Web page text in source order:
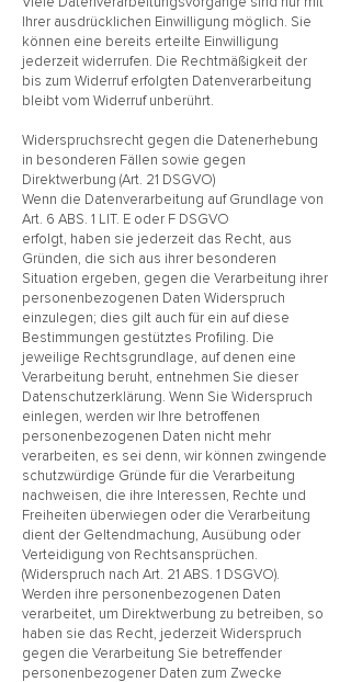
Ihrer ausdrücklichen Einwilligung möglich. Sie
können eine bereits erteilte Einwilligung
jederzeit widerrufen. Die Rechtmäßigkeit der
bis zum Widerruf erfolgten Datenverarbeitung
bleibt vom Widerruf unberührt.
Widerspruchsrecht gegen die Datenerhebung
in besonderen Fällen sowie gegen
Direktwerbung (Art. 21 DSGVO)
Wenn die Datenverarbeitung auf Grundlage von
Art. 6 ABS. 1 LIT. E oder F DSGVO
erfolgt, haben sie jederzeit das Recht, aus
Gründen, die sich aus ihrer besonderen
Situation ergeben, gegen die Verarbeitung ihrer
personenbezogenen Daten Widerspruch
einzulegen; dies gilt auch für ein auf diese
Bestimmungen gestütztes Profiling. Die
jeweilige Rechtsgrundlage, auf denen eine
Verarbeitung beruht, entnehmen Sie dieser
Datenschutzerklärung. Wenn Sie Widerspruch
einlegen, werden wir Ihre betroffenen
personenbezogenen Daten nicht mehr
verarbeiten, es sei denn, wir können zwingende
schutzwürdige Gründe für die Verarbeitung
nachweisen, die ihre Interessen, Rechte und
Freiheiten überwiegen oder die Verarbeitung
dient der Geltendmachung, Ausübung oder
Verteidigung von Rechtsansprüchen.
(Widerspruch nach Art. 21 ABS. 1 DSGVO).
Werden ihre personenbezogenen Daten
verarbeitet, um Direktwerbung zu betreiben, so
haben sie das Recht, jederzeit Widerspruch
gegen die Verarbeitung Sie betreffender
personenbezogener Daten zum Zwecke